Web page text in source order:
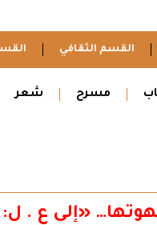
القسم الثقافي
مسرح شعر
«إلى ع . ل: